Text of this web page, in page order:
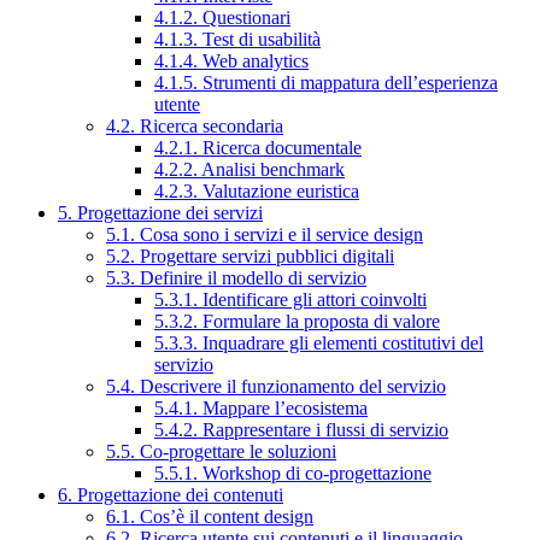
4.1.2. Questionari
4.1.3. Test di usabilità
4.1.4. Web analytics
4.1.5. Strumenti di mappatura dell’esperienza
utente
4.2. Ricerca secondaria
4.2.1. Ricerca documentale
4.2.2. Analisi benchmark
4.2.3. Valutazione euristica
5. Progettazione dei servizi
5.1. Cosa sono i servizi e il service design
5.2. Progettare servizi pubblici digitali
5.3. Definire il modello di servizio
5.3.1. Identificare gli attori coinvolti
5.3.2. Formulare la proposta di valore
5.3.3. Inquadrare gli elementi costitutivi del
servizio
5.4. Descrivere il funzionamento del servizio
5.4.1. Mappare l’ecosistema
5.4.2. Rappresentare i flussi di servizio
5.5. Co-progettare le soluzioni
5.5.1. Workshop di co-progettazione
6. Progettazione dei contenuti
6.1. Cos’è il content design